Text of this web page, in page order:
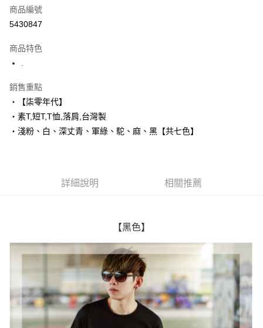
超商取貨付款
街口支付
悠遊付
Google Pay
AFTEE先享後付是「在收到商品之後才付款」的支付方式。 讓您購物簡單
３．安心：先確認商品／服務後，再付款。
【「AFTEE先享後付」結帳流程】
１．於結帳方式選擇「AFTEE先享後付」後，將跳轉至「AFTEE先享後付」
結帳頁面，進行簡訊認證並確認金額後，即可完成結帳。
２．訂單成立數日內，您將收到繳費通知簡訊。
３．收到繳費通知簡訊後14天內，點擊此簡訊中的連結，可透過四大超商／
ATM／網路銀行／等多元方式進行付款，方視為交易完成。
※ 請注意：結帳手續完成當下不需立刻繳費，但若您需要取消訂單，請聯絡
購買商品的店家。未經商家同意取消之訂單仍視為有效，需透過AFTEE先享
每筆NT$80，滿NT$1,800(含以上)免運費
先付款後全家取貨
每筆NT$80，滿NT$1,800(含以上)免運費
7-11付款取貨
每筆NT$80，滿NT$1,800(含以上)免運費
商品編號
5430847
商品特色
銷售重點
‧【柒零年代】
‧素T,短T,T恤,落肩,台灣製
‧淺粉、白、深丈青、軍綠、駝、麻、黑【共七色】
詳細說明 相關推薦
【黑色】